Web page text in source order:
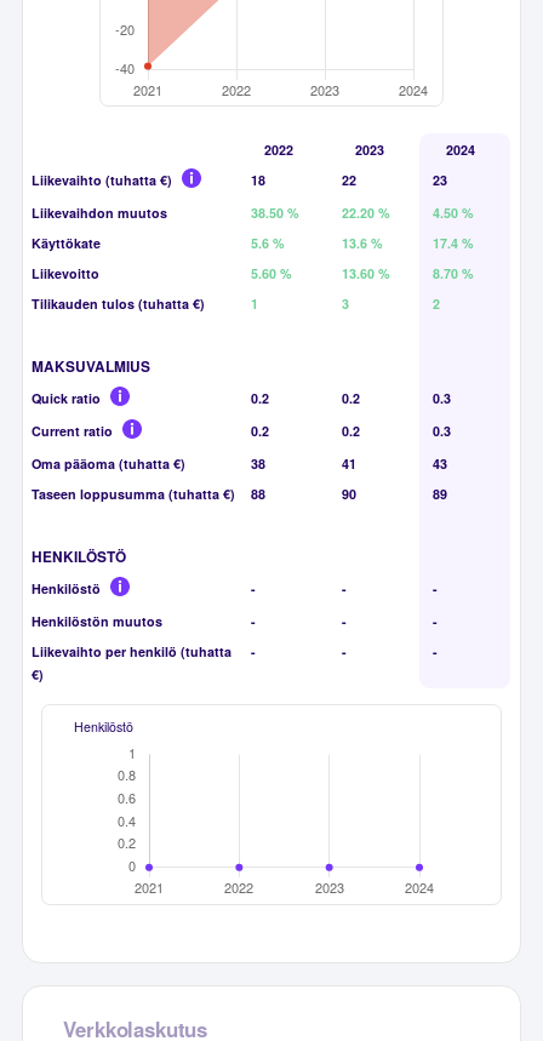
2022 2023
2024
Liikevaihto (tuhatta €)
18 22
23
Liikevaihdon muutos
38.50 % 22.20 %
4.50 %
Käyttökate
5.6 % 13.6 %
17.4 %
Liikevoitto
5.60 % 13.60 %
8.70 %
Tilikauden tulos (tuhatta €)
1 3 2
MAKSUVALMIUS
Quick ratio 0.2 0.2
0.3
Current ratio
0.2 0.2
0.3
Oma pääoma (tuhatta €)
38 41
43
Taseen loppusumma (tuhatta €)
88 90 89
HENKILÖSTÖ
Henkilöstö - -
-
Henkilöstön muutos
- -
-
Liikevaihto per henkilö (tuhatta
€)
- - -
Henkilöstö
Verkkolaskutus